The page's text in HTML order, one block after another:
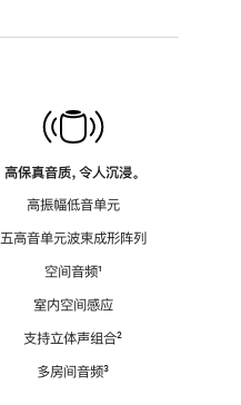
高保真音质，令人沉浸。
高振幅低音单元
五高音单元波束成形阵列
空间音频脚
¹
室内空间感应
支持立体声组合脚
²
多房间音频脚
³